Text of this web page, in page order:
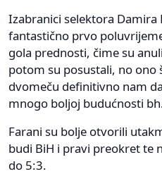
Izabranici selektora Damira
fantastično prvo
gola prednosti, čime su
potom su posustali, no ono
dvomeču definitivno nam
mnogo boljoj budućnosti
Farani su bolje otvorili
budi BiH i pravi preokret te
do 5:3.